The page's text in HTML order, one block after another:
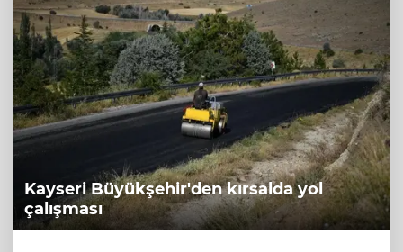
Kayseri Büyükşehir'den kırsalda yol
çalışması